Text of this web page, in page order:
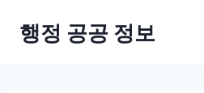
행정 공공 정보